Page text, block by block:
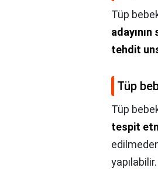
Tüp
tehdit
Tüp
Tüp
tespit
yapılabilir.